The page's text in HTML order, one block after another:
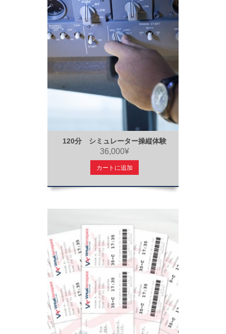
120分 シミュレーター操縦体験
36,000¥
カートに追加